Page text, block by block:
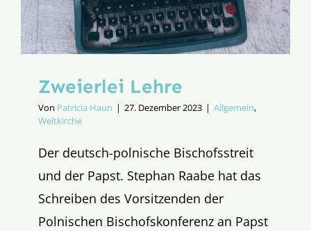
Zweierlei Lehre
Von Patricia Haun | 27. Dezember 2023 | Allgemein,
Weltkirche
Der deutsch-polnische Bischofsstreit
und der Papst. Stephan Raabe hat das
Schreiben des Vorsitzenden der
Polnischen Bischofskonferenz an Papst